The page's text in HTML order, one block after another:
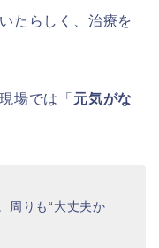
たらしく、治療を
場では「 元気がな
周りも“大丈夫か